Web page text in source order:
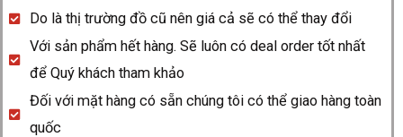
10688
quantity
Do là thị trường đồ cũ nên giá cả sẽ có thể thay đổi
Với sản phẩm hết hàng. Sẽ luôn có deal order tốt nhất
để Quý khách tham khảo
Đối với mặt hàng có sẵn chúng tôi có thể giao hàng toàn
quốc